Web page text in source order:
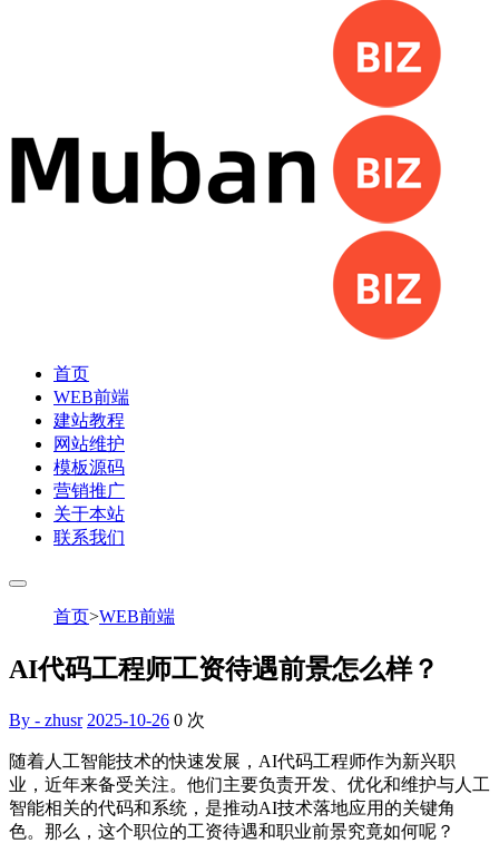
首页
WEB前端
建站教程
网站维护
模板源码
营销推广
关于本站
联系我们
首页>WEB前端
AI代码工程师工资待遇前景怎么样？
By - zhusr 2025-10-26 0 次
随着人工智能技术的快速发展，AI代码工程师作为新兴职
业，近年来备受关注。他们主要负责开发、优化和维护与人工
智能相关的代码和系统，是推动AI技术落地应用的关键角
色。那么，这个职位的工资待遇和职业前景究竟如何呢？